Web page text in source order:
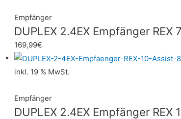
Empfänger
DUPLEX 2.4EX Empfänger REX
169,99€
inkl. 19 % MwSt.
Empfänger
DUPLEX 2.4EX Empfänger REX